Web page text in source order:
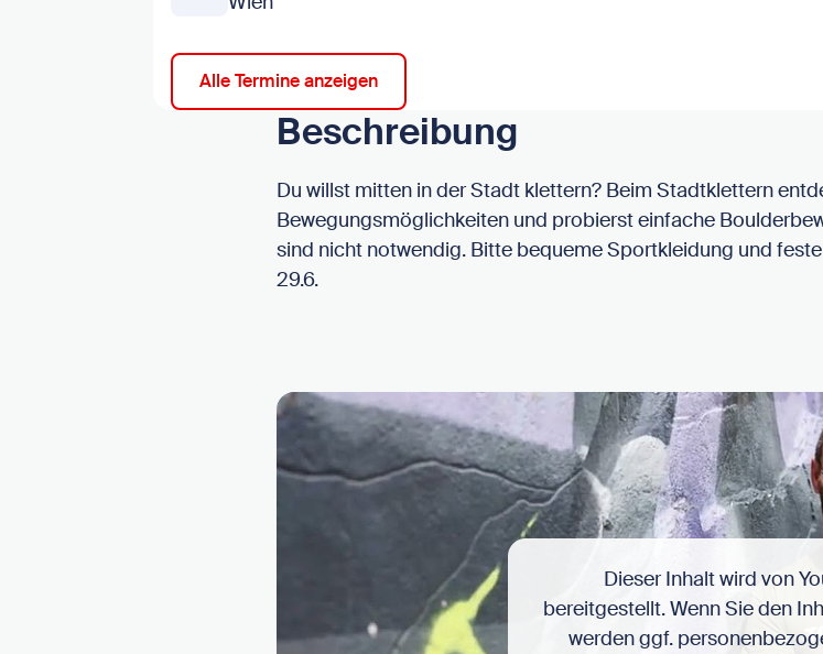
Alle Termine anzeigen
Beschreibung
Du willst mitten in der Stadt klettern? Beim Stadtklettern
Bewegungsmöglichkeiten und probierst einfache
sind nicht notwendig. Bitte bequeme Sportkleidung und
29.6.
Dieser Inhalt wird von
bereitgestellt. Wenn Sie den
werden ggf.